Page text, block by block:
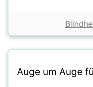
Auge um Auge